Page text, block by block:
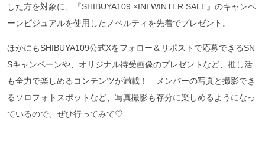
した方を対象に、『SHIBUYA109 ×INI WINTER SALE』のキャンペ
ーンビジュアルを使用したノベルティを先着でプレゼント。
ほかにもSHIBUYA109公式Xをフォロー＆リポストで応募できるSN
Sキャンペーンや、オリジナル待受画像のプレゼントなど、推し活
も全力で楽しめるコンテンツが満載！ メンバーの写真と撮影でき
るソロフォトスポットなど、写真撮影も存分に楽しめるようになっ
ているので、ぜひ行ってみて♡